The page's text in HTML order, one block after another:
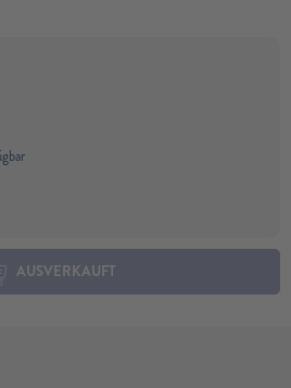
AUSVERKAUFT